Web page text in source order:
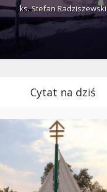
ks. Stefan Radziszewski
Cytat na dziś